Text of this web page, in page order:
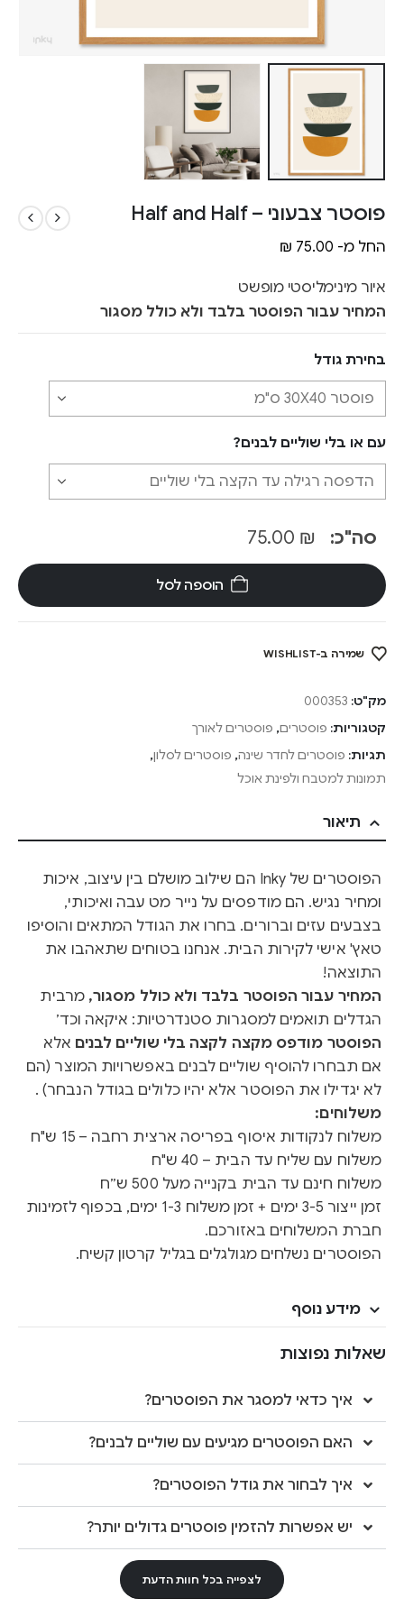
פוסטר צבעוני – Half and Half
החל מ- ₪ 75.00
איור מינימליסטי מופשט
המחיר עבור הפוסטר בלבד ולא כולל מסגור
בחירת גודל
עם או בלי שוליים לבנים?
סה"כ: ₪
הוספה לסל
שמירה ב-WISHLIST
מק"ט: 000353
קטגוריות: פוסטרים, פוסטרים לאורך
תגיות: פוסטרים לחדר שינה, פוסטרים לסלון,
תמונות למטבח ולפינת אוכל
תיאור
הפוסטרים של Inky הם שילוב מושלם בין עיצוב, איכות
ומחיר נגיש. הם מודפסים על נייר מט עבה ואיכותי,
בצבעים עזים וברורים. בחרו את הגודל המתאים והוסיפו
טאץ' אישי לקירות הבית. אנחנו בטוחים שתאהבו את
התוצאה!
המחיר עבור הפוסטר בלבד ולא כולל מסגור, מרבית
הגדלים תואמים למסגרות סטנדרטיות: איקאה וכד׳
הפוסטר מודפס מקצה לקצה בלי שוליים לבנים אלא
אם תבחרו להוסיף שוליים לבנים באפשרויות המוצר (הם
לא יגדילו את הפוסטר אלא יהיו כלולים בגודל הנבחר) .
משלוחים:
משלוח לנקודות איסוף בפריסה ארצית רחבה – 15 ש"ח
משלוח עם שליח עד הבית – 40 ש"ח
משלוח חינם עד הבית בקנייה מעל 500 ש״ח
זמן ייצור 3-5 ימים + זמן משלוח 1-3 ימים, בכפוף לזמינות
חברת המשלוחים באזורכם.
הפוסטרים נשלחים מגולגלים בגליל קרטון קשיח.
מידע נוסף
שאלות נפוצות
איך כדאי למסגר את הפוסטרים?
האם הפוסטרים מגיעים עם שוליים לבנים?
איך לבחור את גודל הפוסטרים?
יש אפשרות להזמין פוסטרים גדולים יותר?
לצפייה בכל חוות הדעת